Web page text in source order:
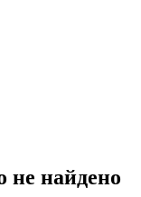
не найдено